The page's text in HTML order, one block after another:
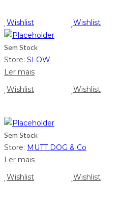
Wishlist
Wishlist
Sem Stock
Store: SLOW
Ler mais
Wishlist
Wishlist
Sem Stock
Store: MUTT DOG & Co
Ler mais
Wishlist
Wishlist